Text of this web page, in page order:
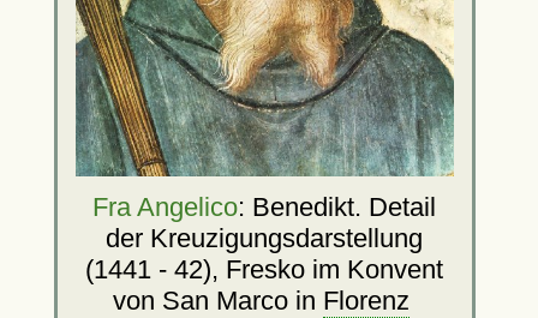
Fra Angelico: Benedikt. Detail
der Kreuzigungsdarstellung
(1441 - 42), Fresko im Konvent
von San Marco in Florenz